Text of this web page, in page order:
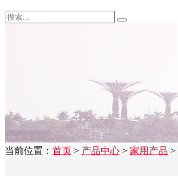
当前位置： 首页 > 产品中心 > 家用产品 >